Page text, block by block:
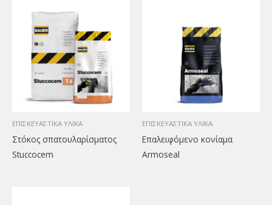
ΕΠΙΣΚΕΥΑΣΤΙΚΑ ΥΛΙΚΑ
Στόκος σπατουλαρίσματος
Stuccocem
ΕΠΙΣΚΕΥΑΣΤΙΚΑ ΥΛΙΚΑ
Επαλειφόμενο κονίαμα
Armoseal